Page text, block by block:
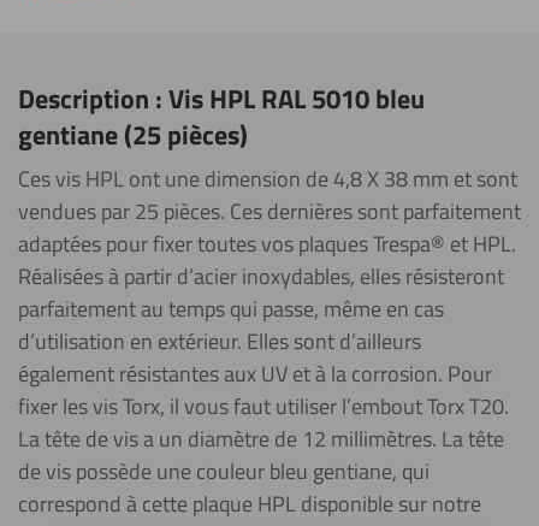
Description : Vis HPL RAL 5010 bleu
gentiane (25 pièces)
Ces vis HPL ont une dimension de 4,8 X 38 mm et sont
vendues par 25 pièces. Ces dernières sont parfaitement
adaptées pour fixer toutes vos plaques Trespa® et HPL.
Réalisées à partir d’acier inoxydables, elles résisteront
parfaitement au temps qui passe, même en cas
d’utilisation en extérieur. Elles sont d’ailleurs
également résistantes aux UV et à la corrosion. Pour
fixer les vis Torx, il vous faut utiliser l’embout Torx T20.
La tête de vis a un diamètre de 12 millimètres. La tête
de vis possède une couleur bleu gentiane, qui
correspond à cette plaque HPL disponible sur notre